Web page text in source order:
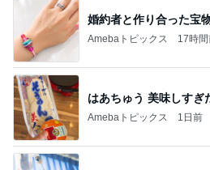
婚約者と作り合った宝
Amebaトピックス 17時
はあちゅう 美味しすぎ
Amebaトピックス 1日前